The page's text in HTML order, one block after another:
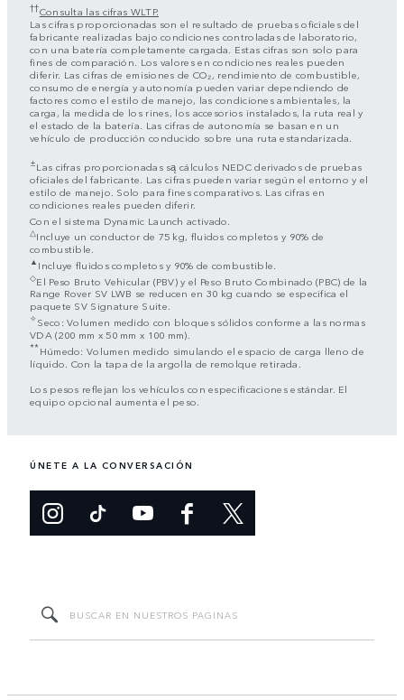
††Consulta las cifras WLTP.
Las cifras proporcionadas son el resultado de pruebas oficiales del
fabricante realizadas bajo condiciones controladas de laboratorio,
con una batería completamente cargada. Estas cifras son solo para
fines de comparación. Los valores en condiciones reales pueden
diferir. Las cifras de emisiones de CO₂, rendimiento de combustible,
consumo de energía y autonomía pueden variar dependiendo de
factores como el estilo de manejo, las condiciones ambientales, la
carga, la medida de los rines, los accesorios instalados, la ruta real y
el estado de la batería. Las cifras de autonomía se basan en un
vehículo de producción conducido sobre una ruta estandarizada.
±Las cifras proporcionadas są cálculos NEDC derivados de pruebas
oficiales del fabricante. Las cifras pueden variar según el entorno y el
estilo de manejo. Solo para fines comparativos. Las cifras en
condiciones reales pueden diferir.
Con el sistema Dynamic Launch activado.
△Incluye un conductor de 75 kg, fluidos completos y 90% de
combustible.
▲ Incluye fluidos completos y 90% de combustible.
◇El Peso Bruto Vehicular (PBV) y el Peso Bruto Combinado (PBC) de la
Range Rover SV LWB se reducen en 30 kg cuando se especifica el
paquete SV Signature Suite.
✧Seco: Volumen medido con bloques sólidos conforme a las normas
VDA (200 mm x 50 mm x 100 mm).
**Húmedo: Volumen medido simulando el espacio de carga lleno de
líquido. Con la tapa de la argolla de remolque retirada.
Los pesos reflejan los vehículos con especificaciones estándar. El
equipo opcional aumenta el peso.
ÚNETE A LA CONVERSACIÓN